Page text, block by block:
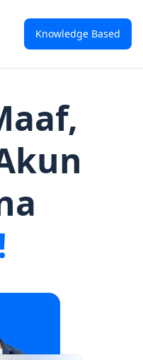
Knowledge Based